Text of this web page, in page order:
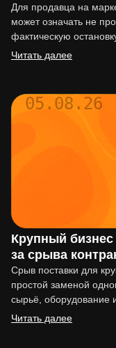
Для продавца на
может означать не
фактическую
выдачи, реклама
Читать далее
05.08.26
Крупный бизнес
за срыва
Срыв поставки для
простой заменой
сырьё, оборудование
вовремя, последствия
Читать далее